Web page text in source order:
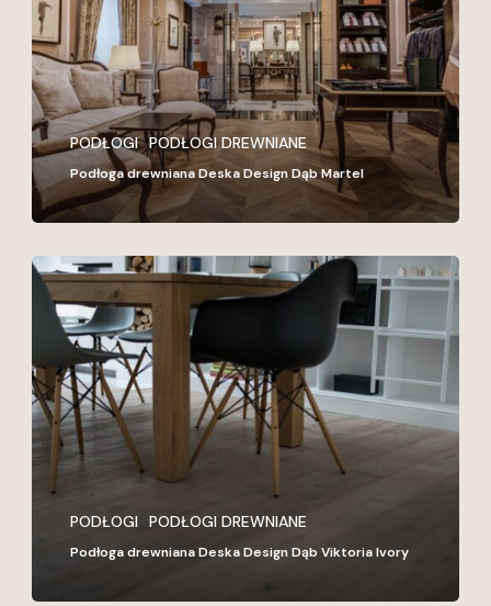
Dąb
Martel
PODŁOGI PODŁOGI DREWNIANE
Podłoga drewniana Deska Design Dąb Martel
Podłoga
drewniana
Deska
Design
Dąb
Viktoria
Ivory
PODŁOGI PODŁOGI DREWNIANE
Podłoga drewniana Deska Design Dąb Viktoria Ivory